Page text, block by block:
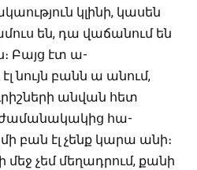
կլինի, կասեն
են, դա վաճանում են
Բայց էտ ա-
նույն բանն ա անում,
անվան հետ
ժամանակակից հա-
բան էլ չենք կարա անի։
մեջ չեմ մեղադրում, քանի